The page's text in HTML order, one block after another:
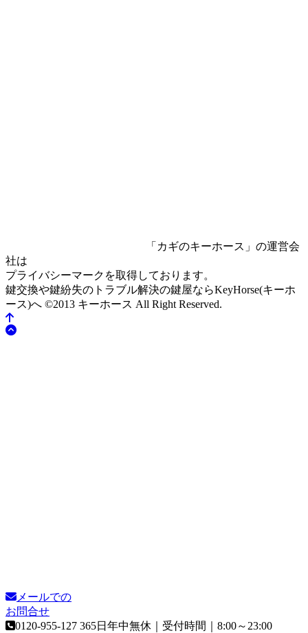
「カギのキーホース」の運営会
社は
プライバシーマークを取得しております。
鍵交換や鍵紛失のトラブル解決の鍵屋ならKeyHorse(キーホ
ース)へ ©2013 キーホース All Right Reserved.
メールでの
お問合せ
0120-955-127 365日年中無休｜受付時間｜8:00～23:00